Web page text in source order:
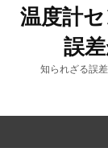
温度計
誤
知られざる誤